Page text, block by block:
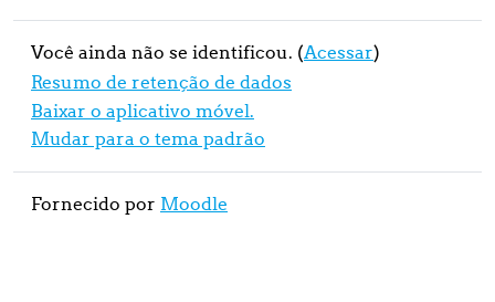
Você ainda não se identificou. (Acessar)
Resumo de retenção de dados
Baixar o aplicativo móvel.
Mudar para o tema padrão
Fornecido por Moodle